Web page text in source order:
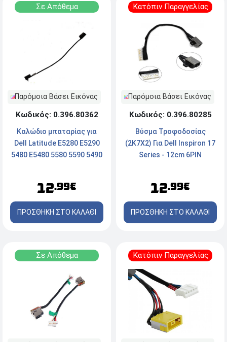
Σε Απόθεμα
Παρόμοια Βάσει Εικόνας
Κωδικός: 0.396.80362
Καλώδιο μπαταρίας για
Dell Latitude E5280 E5290
5480 E5480 5580 5590 5490
12.99€
ΠΡΟΣΘΗΚΗ ΣΤΟ ΚΑΛΑΘΙ
Κατόπιν Παραγγελίας
Παρόμοια Βάσει Εικόνας
Κωδικός: 0.396.80285
Βύσμα Τροφοδοσίας
(2K7X2) Για Dell Inspiron 17
Series - 12cm 6PIN
12.99€
ΠΡΟΣΘΗΚΗ ΣΤΟ ΚΑΛΑΘΙ
Σε Απόθεμα Κατόπιν Παραγγελίας